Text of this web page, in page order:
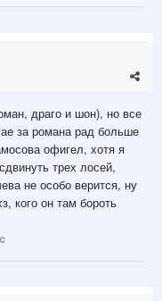
драго и шон), но все
за романа рад больше
офигел, хотя я
трех лосей,
не особо верится, ну
кого он там бороть